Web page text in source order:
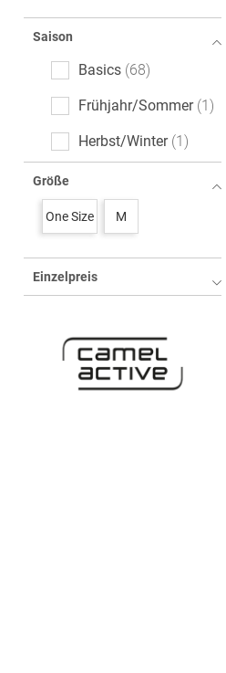
Saison
Basics 68
Frühjahr/Sommer 1
Herbst/Winter 1
Größe
One Size M
Einzelpreis